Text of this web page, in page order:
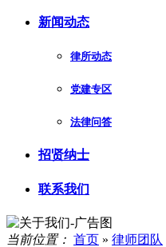
新闻动态
律所动态
党建专区
法律问答
招贤纳士
联系我们
当前位置： 首页 » 律师团队